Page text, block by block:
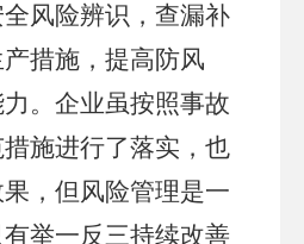
风险辨识，查漏补
措施，提高防风
。企业虽按照事故
施进行了落实，也
，但风险管理是一
举一反三持续改善